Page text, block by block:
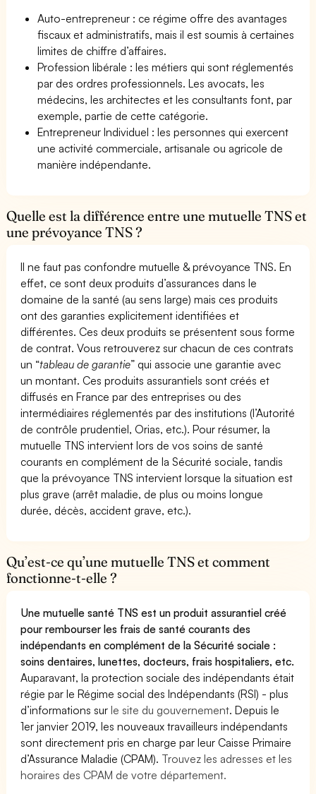
Auto-entrepreneur : ce régime offre des avantages
fiscaux et administratifs, mais il est soumis à certaines
limites de chiffre d’affaires.
Profession libérale : les métiers qui sont réglementés
par des ordres professionnels. Les avocats, les
médecins, les architectes et les consultants font, par
exemple, partie de cette catégorie.
Entrepreneur Individuel : les personnes qui exercent
une activité commerciale, artisanale ou agricole de
manière indépendante.
Quelle est la différence entre une mutuelle TNS et
une prévoyance TNS ?
Il ne faut pas confondre mutuelle & prévoyance TNS. En
effet, ce sont deux produits d’assurances dans le
domaine de la santé (au sens large) mais ces produits
ont des garanties explicitement identifiées et
différentes. Ces deux produits se présentent sous forme
de contrat. Vous retrouverez sur chacun de ces contrats
un “tableau de garantie” qui associe une garantie avec
un montant. Ces produits assurantiels sont créés et
diffusés en France par des entreprises ou des
intermédiaires réglementés par des institutions (l’Autorité
de contrôle prudentiel, Orias, etc.). Pour résumer, la
mutuelle TNS intervient lors de vos soins de santé
courants en complément de la Sécurité sociale, tandis
que la prévoyance TNS intervient lorsque la situation est
plus grave (arrêt maladie, de plus ou moins longue
durée, décès, accident grave, etc.).
Qu’est-ce qu’une mutuelle TNS et comment
fonctionne-t-elle ?
Une mutuelle santé TNS est un produit assurantiel créé
pour rembourser les frais de santé courants des
indépendants en complément de la Sécurité sociale :
soins dentaires, lunettes, docteurs, frais hospitaliers, etc.
Auparavant, la protection sociale des indépendants était
régie par le Régime social des Indépendants (RSI) - plus
d’informations surle site du gouvernement. Depuis le
1er janvier 2019, les nouveaux travailleurs indépendants
sont directement pris en charge par leur Caisse Primaire
d’Assurance Maladie (CPAM). Trouvez les adresses et les
horaires des CPAM de votre département.